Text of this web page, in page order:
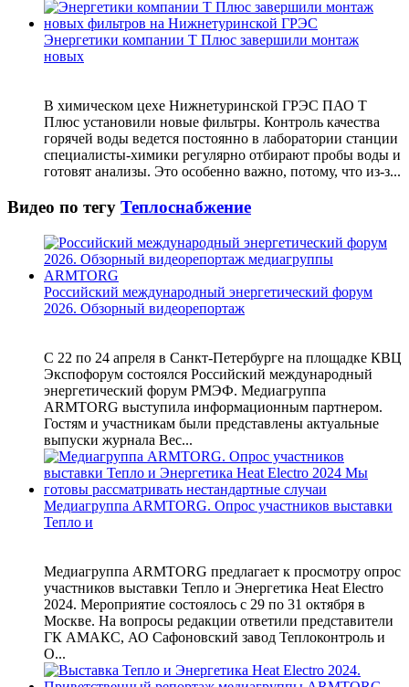
Энергетики компании Т Плюс завершили монтаж
новых
В химическом цехе Нижнетуринской ГРЭС ПАО Т
Плюс установили новые фильтры. Контроль качества
горячей воды ведется постоянно в лаборатории станции
специалисты-химики регулярно отбирают пробы воды и
готовят анализы. Это особенно важно, потому, что из-з...
Видео по тегу Теплоснабжение
Российский международный энергетический форум
2026. Обзорный видеорепортаж
С 22 по 24 апреля в Санкт-Петербурге на площадке КВЦ
Экспофорум состоялся Российский международный
энергетический форум РМЭФ. Медиагруппа
ARMTORG выступила информационным партнером.
Гостям и участникам были представлены актуальные
выпуски журнала Вес...
Медиагруппа ARMTORG. Опрос участников выставки
Тепло и
Медиагруппа ARMTORG предлагает к просмотру опрос
участников выставки Тепло и Энергетика Heat Electro
2024. Мероприятие состоялось с 29 по 31 октября в
Москве. На вопросы редакции ответили представители
ГК АМАКС, АО Сафоновский завод Теплоконтроль и
О...